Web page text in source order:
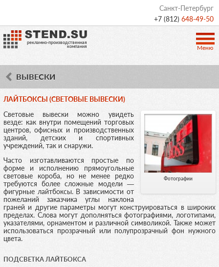
рекламно-производственная
компания
Санкт-Петербург
+7 (812)648-49-50
Меню
ВЫВЕСКИ
ЛАЙТБОКСЫ (СВЕТОВЫЕ ВЫВЕСКИ)
Фотографии
Световые вывески можно увидеть
везде: как внутри помещений торговых
центров, офисных и производственных
зданий, детских и спортивных
учреждений, так и снаружи.
Часто изготавливаются простые по
форме и исполнению прямоугольные
световые короба, но не менее редко
требуются более сложные модели —
фигурные лайтбоксы. В зависимости от
пожеланий заказчика углы наклона
граней и другие параметры могут конструироваться в широких
пределах. Слова могут дополняться фотографиями, логотипами,
указателями, орнаментом и различной символикой. Также может
использоваться прозрачный или полупрозрачный фон нужного
цвета.
ПОДСВЕТКА ЛАЙТБОКСА